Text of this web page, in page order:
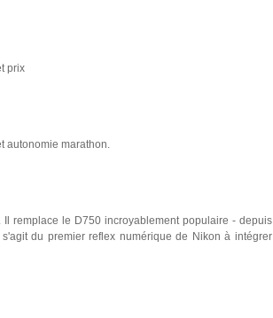
prix
autonomie marathon.
remplace le D750 incroyablement populaire - depuis
du premier reflex numérique de Nikon à intégrer